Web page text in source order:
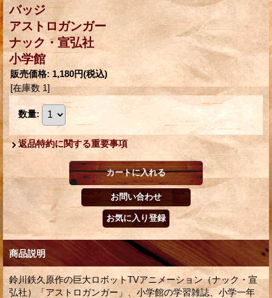
バッジ
アストロガンガー
ナック・宣弘社
小学館
販売価格: 1,180円(税込)
[在庫数 1]
数量:
返品特約に関する重要事項
商品説明
鈴川鉄久原作の巨大ロボットTVアニメーション（ナック・宣
弘社）「アストロガンガー」、小学館の学習雑誌、小学一年